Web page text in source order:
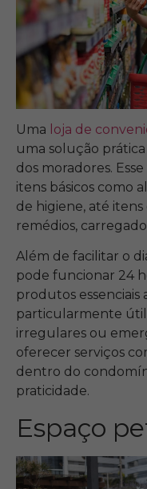
Uma loja de
uma solução prática
dos moradores.
itens básicos como
de higiene, até
remédios,
Além de facilitar o
pode funcionar 24
produtos
particularmente útil
irregulares ou
oferecer serviços
dentro do
praticidade.
Espaço